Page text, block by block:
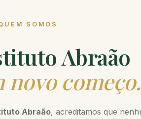
SOMOS
Abraão
novo começo.
Abraão, acreditamos que